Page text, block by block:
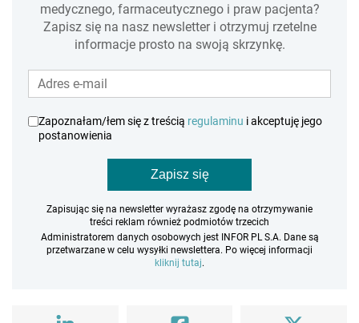
medycznego, farmaceutycznego i praw pacjenta?
Zapisz się na nasz newsletter i otrzymuj rzetelne
informacje prosto na swoją skrzynkę.
Zapoznałam/łem się z treścią regulaminu i akceptuję jego
postanowienia
Zapisz się
Zapisując się na newsletter wyrażasz zgodę na otrzymywanie
treści reklam również podmiotów trzecich
Administratorem danych osobowych jest INFOR PL S.A. Dane są
przetwarzane w celu wysyłki newslettera. Po więcej informacji
kliknij tutaj.